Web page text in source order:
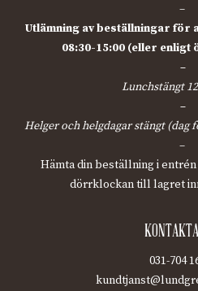
–
Utlämning av beställningar för
08:30-15:00 (eller enligt
–
Lunchstängt
–
Helger och helgdagar stängt (dag
–
Hämta din beställning i
dörrklockan till lagret
031-704